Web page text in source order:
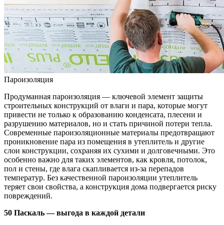
Пароизоляция
Продуманная пароизоляция — ключевой элемент защиты
строительных конструкций от влаги и пара, которые могут
привести не только к образованию конденсата, плесени и
разрушению материалов, но и стать причиной потери тепла.
Современные пароизоляционные материалы предотвращают
проникновение пара из помещения в утеплитель и другие
слои конструкции, сохраняя их сухими и долговечными. Это
особенно важно для таких элементов, как кровля, потолок,
пол и стены, где влага скапливается из-за перепадов
температур. Без качественной пароизоляции утеплитель
теряет свои свойства, а конструкция дома подвергается риску
повреждений.
50 Паскаль — выгода в каждой детали